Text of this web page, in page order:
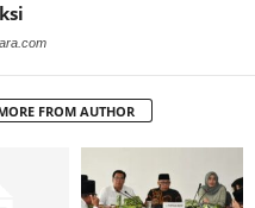
FROM AUTHOR